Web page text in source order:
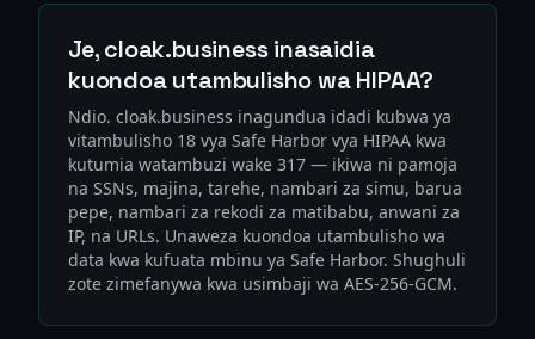
Je, cloak.business inasaidia
kuondoa utambulisho wa HIPAA?
Ndio. cloak.business inagundua idadi kubwa ya
vitambulisho 18 vya Safe Harbor vya HIPAA kwa
kutumia watambuzi wake 317 — ikiwa ni pamoja
na SSNs, majina, tarehe, nambari za simu, barua
pepe, nambari za rekodi za matibabu, anwani za
IP, na URLs. Unaweza kuondoa utambulisho wa
data kwa kufuata mbinu ya Safe Harbor. Shughuli
zote zimefanywa kwa usimbaji wa AES-256-GCM.